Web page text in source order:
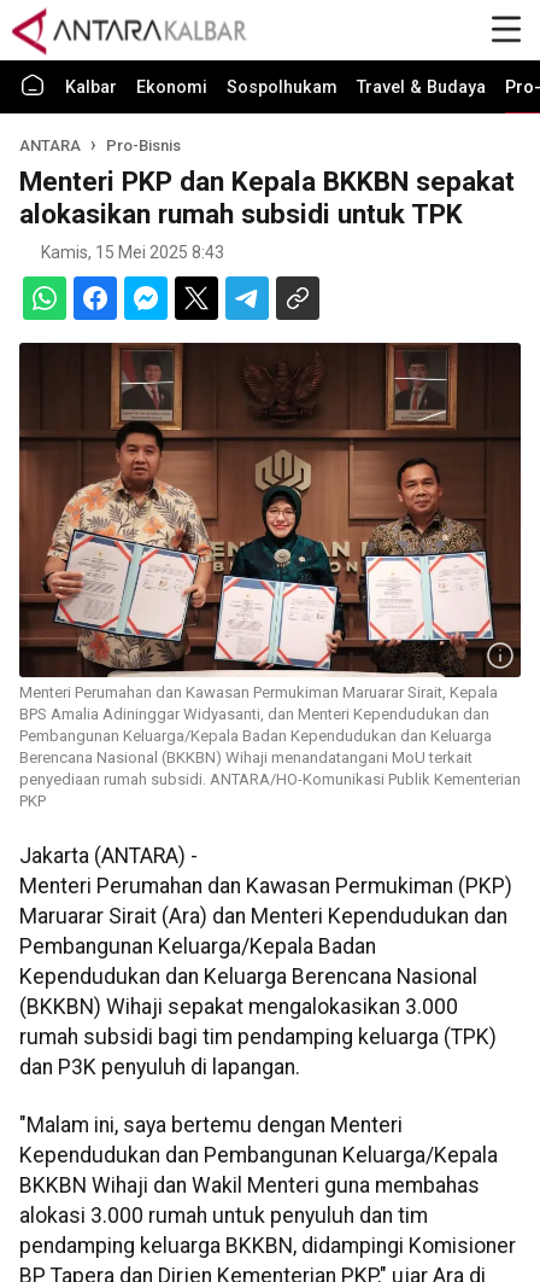
Kalbar Ekonomi Sospolhukam Travel & Budaya
ANTARA Pro-Bisnis
Menteri PKP dan Kepala BKKBN sepakat
alokasikan rumah subsidi untuk TPK
Kamis, 15 Mei 2025 8:43
Menteri Perumahan dan Kawasan Permukiman Maruarar Sirait, Kepala
BPS Amalia Adininggar Widyasanti, dan Menteri Kependudukan dan
Pembangunan Keluarga/Kepala Badan Kependudukan dan Keluarga
Berencana Nasional (BKKBN) Wihaji menandatangani MoU terkait
penyediaan rumah subsidi. ANTARA/HO-Komunikasi Publik Kementerian
PKP
Jakarta (ANTARA) -
Menteri Perumahan dan Kawasan Permukiman (PKP)
Maruarar Sirait (Ara) dan Menteri Kependudukan dan
Pembangunan Keluarga/Kepala Badan
Kependudukan dan Keluarga Berencana Nasional
(BKKBN) Wihaji sepakat mengalokasikan 3.000
rumah subsidi bagi tim pendamping keluarga (TPK)
dan P3K penyuluh di lapangan.
"Malam ini, saya bertemu dengan Menteri
Kependudukan dan Pembangunan Keluarga/Kepala
BKKBN Wihaji dan Wakil Menteri guna membahas
alokasi 3.000 rumah untuk penyuluh dan tim
pendamping keluarga BKKBN, didampingi Komisioner
BP Tapera dan Dirjen Kementerian PKP," ujar Ara di